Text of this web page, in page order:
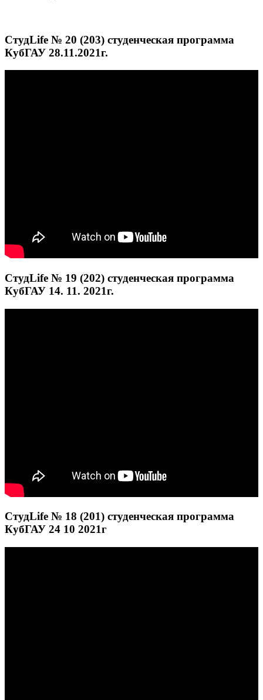
СтудLife № 20 (203) студенческая программа
КубГАУ 28.11.2021г.
СтудLife № 19 (202) студенческая программа
КубГАУ 14. 11. 2021г.
СтудLife № 18 (201) студенческая программа
КубГАУ 24 10 2021г